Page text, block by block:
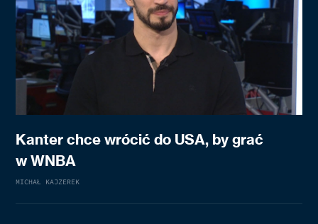
Kanter chce wrócić do USA, by grać
w WNBA
MICHAŁ KAJZEREK